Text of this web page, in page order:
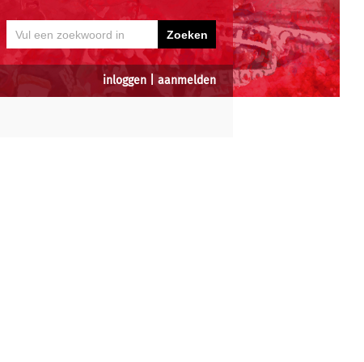
inloggen aanmelden